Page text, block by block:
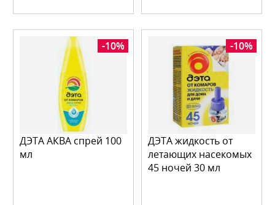
-10%
ДЭТА АКВА спрей 100
мл
-10%
ДЭТА жидкость от
летающих насекомых
45 ночей 30 мл